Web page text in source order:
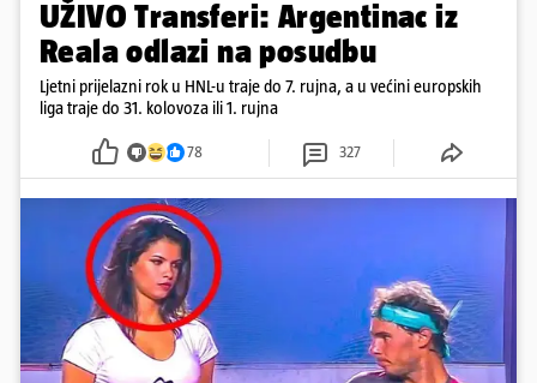
UŽIVO Transferi: Argentinac iz
Reala odlazi na posudbu
Ljetni prijelazni rok u HNL-u traje do 7. rujna, a u većini europskih
liga traje do 31. kolovoza ili 1. rujna
78 327